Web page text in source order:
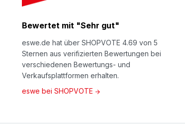
Bewertet mit "Sehr gut"
eswe.de hat über SHOPVOTE 4.69 von 5
Sternen aus verifizierten Bewertungen bei
verschiedenen Bewertungs- und
Verkaufsplattformen erhalten.
eswe bei SHOPVOTE